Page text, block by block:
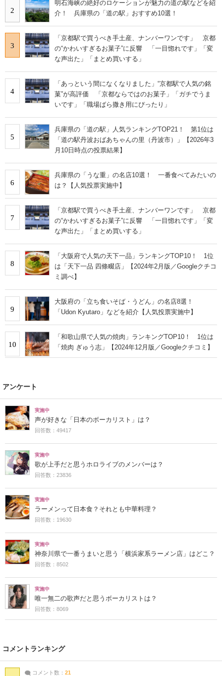
2
明石海峡の絶好のロケーションが魅力の道の駅などを紹
介！ 兵庫県の「道の駅」おすすめ10選！
3
「京都駅で買うべき手土産、ナンバーワンです」 京都
の“かわいすぎるお菓子”に反響 「一目惚れです」「変
な声出た」「まとめ買いする」
4
「あっという間になくなりました」“京都駅で人気の銘
菓”が高評価 「京都ならではのお菓子」「ガチでうま
いです」「職場ばら撒き用にぴったり」
5
兵庫県の「道の駅」人気ランキングTOP21！ 第1位は
「道の駅丹波おばあちゃんの里（丹波市）」【2026年3
月10日時点の投票結果】
6
兵庫県の「うな重」の名店10選！ 一番食べてみたいの
は？【人気投票実施中】
7
「京都駅で買うべき手土産、ナンバーワンです」 京都
の“かわいすぎるお菓子”に反響 「一目惚れです」「変
な声出た」「まとめ買いする」
8
「大阪府で人気の天下一品」ランキングTOP10！ 1位
は「天下一品 四條畷店」【2024年2月版／Googleクチコ
ミ調べ】
9
大阪府の「立ち食いそば・うどん」の名店8選！
「Udon Kyutaro」などを紹介【人気投票実施中】
10
「和歌山県で人気の焼肉」ランキングTOP10！ 1位は
「焼肉 ぎゅう志」【2024年12月版／Googleクチコミ】
アンケート
実施中
声が好きな「日本のボーカリスト」は？
回答数：49417
実施中
歌が上手だと思うホロライブのメンバーは？
回答数：23836
実施中
ラーメンって日本食？それとも中華料理？
回答数：19630
実施中
神奈川県で一番うまいと思う「横浜家系ラーメン店」はどこ？
回答数：8502
実施中
唯一無二の歌声だと思うボーカリストは？
回答数：8069
コメントランキング
コメント数： 21